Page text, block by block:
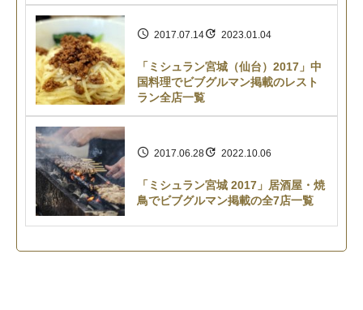
2017.07.14 2023.01.04
「ミシュラン宮城（仙台）2017」中
国料理でビブグルマン掲載のレスト
ラン全店一覧
2017.06.28 2022.10.06
「ミシュラン宮城 2017」居酒屋・焼
鳥でビブグルマン掲載の全7店一覧